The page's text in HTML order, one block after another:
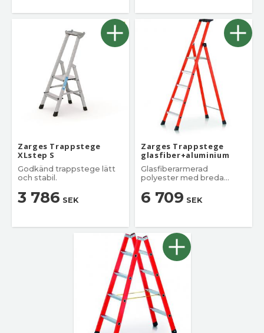
Zarges Trappstege
XLstep S
Godkänd trappstege lätt
och stabil.
3 786 SEK
Zarges Trappstege
glasfiber+aluminium
Glasfiberarmerad
polyester med breda
6 709 SEK